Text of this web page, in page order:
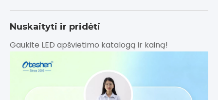
Nuskaityti ir pridėti
Gaukite LED apšvietimo katalogą ir kainą!